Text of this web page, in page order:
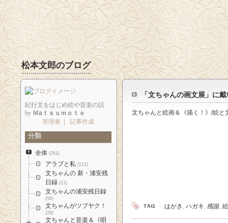
松本文郎のブログ
「文ちゃんの画文展」に
文ちゃんと絵画＆《描く！》/絵と
はがき , ハガキ, 感謝, 絵
紀行文をはじめ絵や音楽の話
by Ｍaｔｓｕｍｏｔｏ
管理者
記事作成
分類
全体 (281)
アラブと私 (112)
文ちゃんの 新・浦安残
日録 (11)
文ちゃんの浦安残日録
(56)
文ちゃんがツブヤク！
(26)
文ちゃんと音楽＆《唄